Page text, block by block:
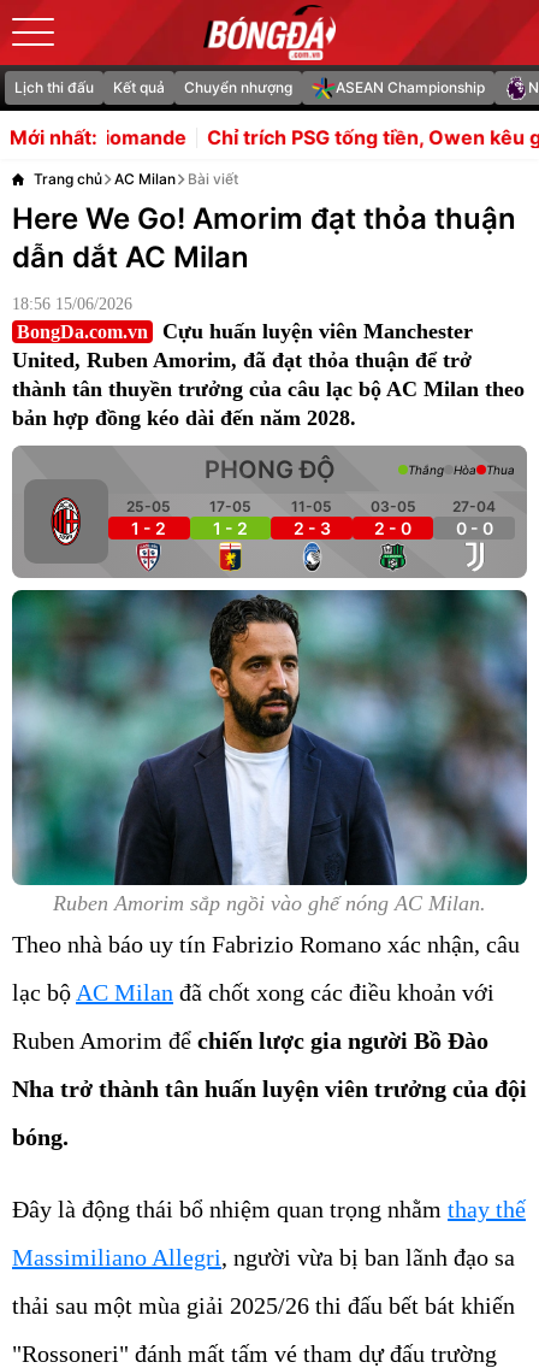
Lịch thi đấu Kết quả Chuyển nhượng ASEAN Championship
Mới nhất:Chỉ trích PSG tống tiền, Owen kêu gọi Liverpool từ
Trang chủ AC Milan Bài viết
Here We Go! Amorim đạt thỏa thuận
dẫn dắt AC Milan
18:56 15/06/2026
BongDa.com.vn
Cựu huấn luyện viên Manchester
United, Ruben Amorim, đã đạt thỏa thuận để trở
thành tân thuyền trưởng của câu lạc bộ AC Milan theo
bản hợp đồng kéo dài đến năm 2028.
PHONG ĐỘ
25-05
1 - 2
17-05
1 - 2
11-05
2 - 3
03-05
2 - 0
27-04
0 - 0
Thắng Hòa Thua
Ruben Amorim sắp ngồi vào ghế nóng AC Milan.
Theo nhà báo uy tín Fabrizio Romano xác nhận, câu
lạc bộ AC Milan đã chốt xong các điều khoản với
Ruben Amorim để chiến lược gia người Bồ Đào
Nha trở thành tân huấn luyện viên trưởng của đội
bóng.
Đây là động thái bổ nhiệm quan trọng nhằm thay thế
Massimiliano Allegri, người vừa bị ban lãnh đạo sa
thải sau một mùa giải 2025/26 thi đấu bết bát khiến
"Rossoneri" đánh mất tấm vé tham dự đấu trường